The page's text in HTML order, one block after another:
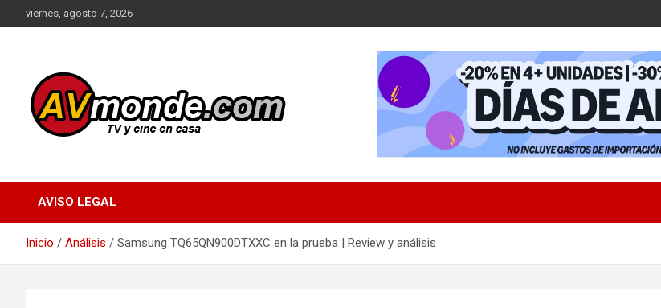
al
viernes, agosto 7, 2026
Descubre las Últimas
Pruebas en Televisores
AVISO LEGAL
Inicio Análisis Samsung TQ65QN900DTXXC en la prueba | Review y análisis